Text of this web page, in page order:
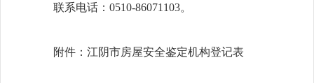
联系电话：0510-86071103。
附件：江阴市房屋安全鉴定机构登记表